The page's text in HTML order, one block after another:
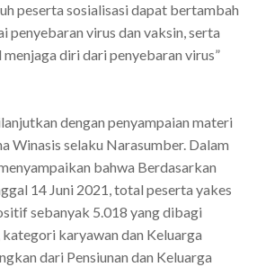
peserta sosialisasi dapat bertambah
penyebaran virus dan vaksin, serta
diri dari penyebaran virus”
dengan penyampaian materi
Winasis selaku Narasumber. Dalam
bahwa Berdasarkan
14 Juni 2021, total peserta yakes
sebanyak 5.018 yang dibagi
karyawan dan Keluarga
dari Pensiunan dan Keluarga